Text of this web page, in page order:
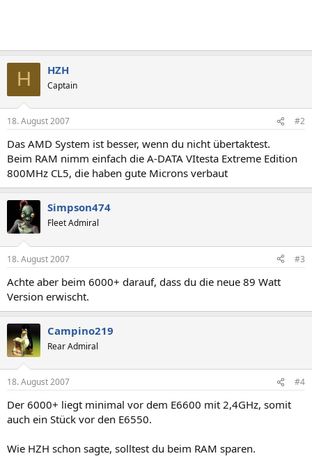
H HZH
Captain
18. August 2007 #2
Das AMD System ist besser, wenn du nicht übertaktest.
Beim RAM nimm einfach die A-DATA VItesta Extreme Edition
800MHz CL5, die haben gute Microns verbaut
Simpson474
Fleet Admiral
18. August 2007 #3
Achte aber beim 6000+ darauf, dass du die neue 89 Watt
Version erwischt.
Campino219
Rear Admiral
18. August 2007 #4
Der 6000+ liegt minimal vor dem E6600 mit 2,4GHz, somit
auch ein Stück vor den E6550.
Wie HZH schon sagte, solltest du beim RAM sparen.